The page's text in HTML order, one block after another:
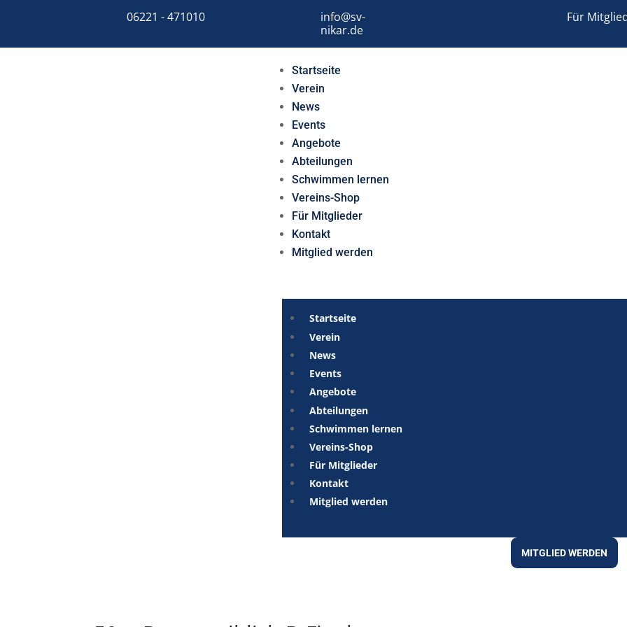
06221 - 471010
info@sv-
nikar.de
Für
Startseite
Verein
News
Events
Angebote
Abteilungen
Schwimmen lernen
Vereins-Shop
Für Mitglieder
Kontakt
Mitglied werden
Startseite
Verein
News
Events
Angebote
Abteilungen
Schwimmen lernen
Vereins-Shop
Für Mitglieder
Kontakt
Mitglied werden
MITGLIED WERDEN